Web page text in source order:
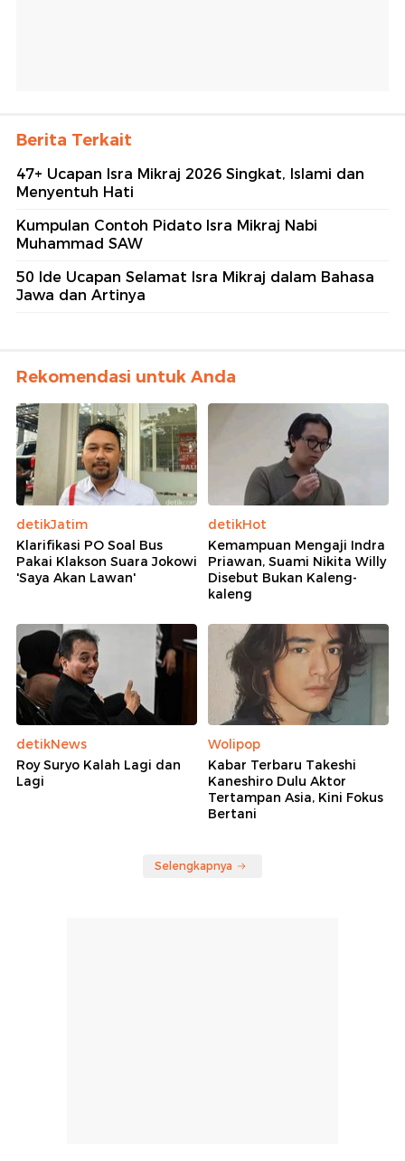
Berita Terkait
47+ Ucapan Isra Mikraj 2026 Singkat, Islami dan
Menyentuh Hati
Kumpulan Contoh Pidato Isra Mikraj Nabi
Muhammad SAW
50 Ide Ucapan Selamat Isra Mikraj dalam Bahasa
Jawa dan Artinya
Rekomendasi untuk Anda
detikJatim
Klarifikasi PO Soal Bus
Pakai Klakson Suara Jokowi
'Saya Akan Lawan'
detikHot
Kemampuan Mengaji Indra
Priawan, Suami Nikita Willy
Disebut Bukan Kaleng-
kaleng
detikNews
Roy Suryo Kalah Lagi dan
Lagi
Wolipop
Kabar Terbaru Takeshi
Kaneshiro Dulu Aktor
Tertampan Asia, Kini Fokus
Bertani
Selengkapnya